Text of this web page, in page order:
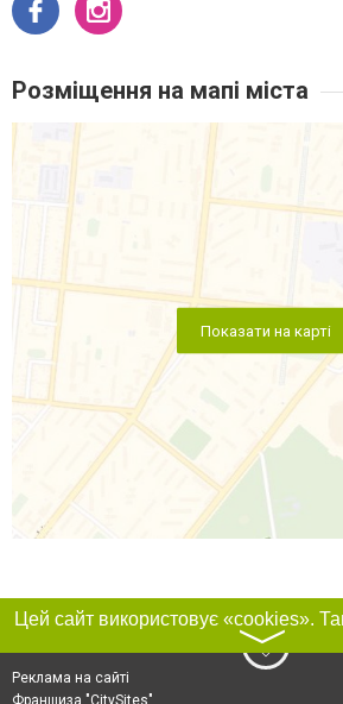
Розміщення на мапі міста
Показати на карті
〉
Реклама на сайті